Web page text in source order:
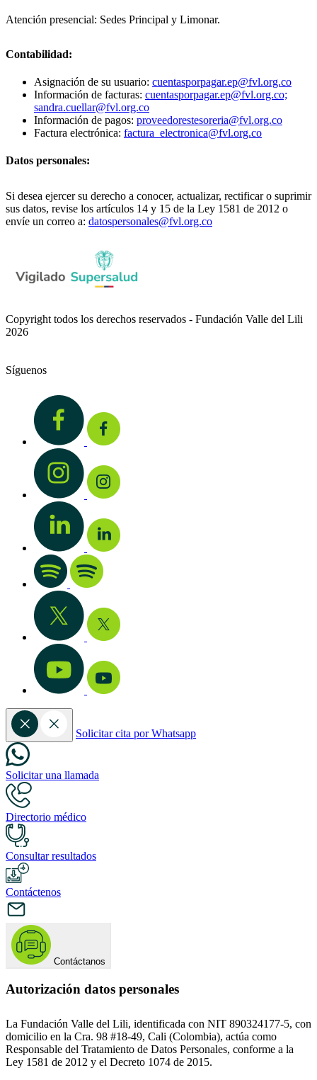
Atención presencial: Sedes Principal y Limonar.
Contabilidad:
Asignación de su usuario: cuentasporpagar.ep@fvl.org.co
Información de facturas: cuentasporpagar.ep@fvl.org.co;
sandra.cuellar@fvl.org.co
Información de pagos: proveedorestesoreria@fvl.org.co
Factura electrónica: factura_electronica@fvl.org.co
Datos personales:
Si desea ejercer su derecho a conocer, actualizar, rectificar o suprimir
sus datos, revise los artículos 14 y 15 de la Ley 1581 de 2012 o
envíe un correo a: datospersonales@fvl.org.co
Copyright todos los derechos reservados - Fundación Valle del Lili
2026
Síguenos
Solicitar cita por Whatsapp
Solicitar una llamada
Directorio médico
Consultar resultados
Contáctenos
Contáctanos
Autorización datos personales
La Fundación Valle del Lili, identificada con NIT 890324177-5, con
domicilio en la Cra. 98 #18-49, Cali (Colombia), actúa como
Responsable del Tratamiento de Datos Personales, conforme a la
Ley 1581 de 2012 y el Decreto 1074 de 2015.